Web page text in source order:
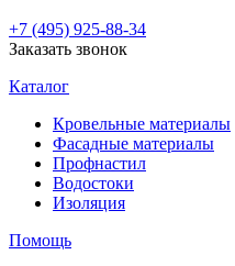
+7 (495) 925-88-34
Заказать звонок
Каталог
Кровельные материалы
Фасадные материалы
Профнастил
Водостоки
Изоляция
Помощь